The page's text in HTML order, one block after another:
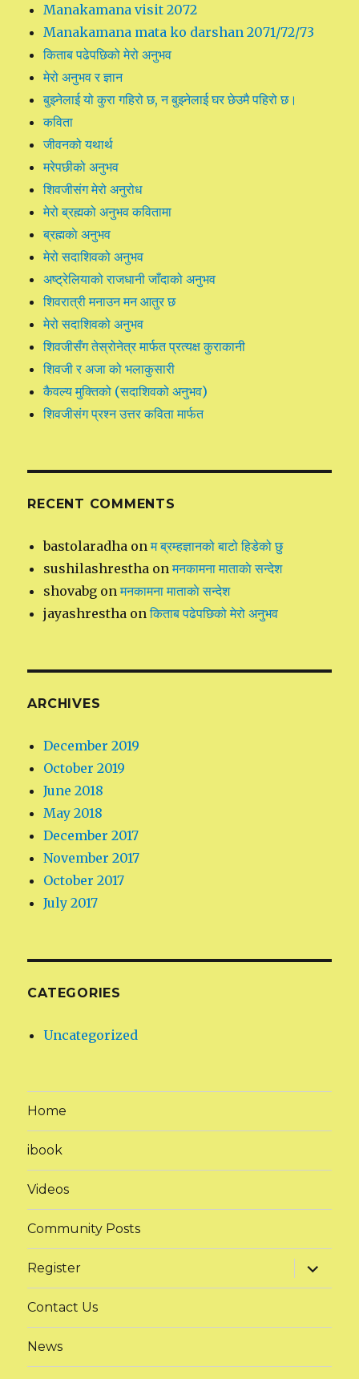
Manakamana visit 2072
Manakamana mata ko darshan 2071/72/73
किताब पढेपछिको मेरो अनुभव
मेरो अनुभव र ज्ञान
बुझ्नेलाई यो कुरा गहिरो छ, न बुझ्नेलाई घर छेउमै पहिरो छ।
कविता
जीवनको यथार्थ
मरेपछीको अनुभव
शिवजीसंग मेरो अनुरोध
मेरो ब्रह्मको अनुभव कवितामा
ब्रह्मकाे अनुभव
मेरो सदाशिवको अनुभव
अष्ट्रेलियाको राजधानी जाँदाको अनुभव
शिवरात्री मनाउन मन आतुर छ
मेरो सदाशिवको अनुभव
शिवजीसँग तेस्रोनेत्र मार्फत प्रत्यक्ष कुराकानी
शिवजी र अजा को भलाकुसारी
कैवल्य मुक्तिको (सदाशिवको अनुभव)
शिवजीसंग प्रश्न उत्तर कविता मार्फत
RECENT COMMENTS
bastolaradha onम ब्रम्हज्ञानको बाटो हिडेको छु
sushilashrestha onमनकामना माताकाे सन्देश
shovabg onमनकामना माताकाे सन्देश
jayashrestha onकिताब पढेपछिको मेरो अनुभव
ARCHIVES
December 2019
October 2019
June 2018
May 2018
December 2017
November 2017
October 2017
July 2017
CATEGORIES
Uncategorized
Home
ibook
Videos
Community Posts
Register
expand
child
menu
Contact Us
News